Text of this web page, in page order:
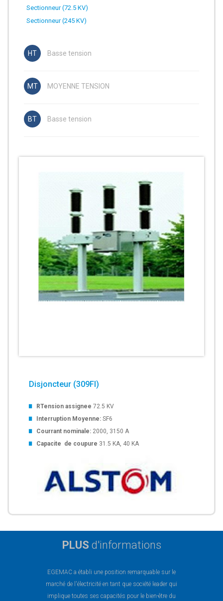
Sectionneur (72.5 KV)
Sectionneur (245 KV)
Basse tension
MOYENNE TENSION
Basse tension
Disjoncteur (309FI)
RTension assignee 72.5 KV
Interruption Moyenne: SF6
Courrant nominale: 2000, 3150 A
Capacite de coupure 31.5 KA, 40 KA
PLUS d'informations
EGEMAC a établi une position remarquable sur le
marché de l'électricité en tant que société leader qui
implique toutes ses capacités pour le bien-être du